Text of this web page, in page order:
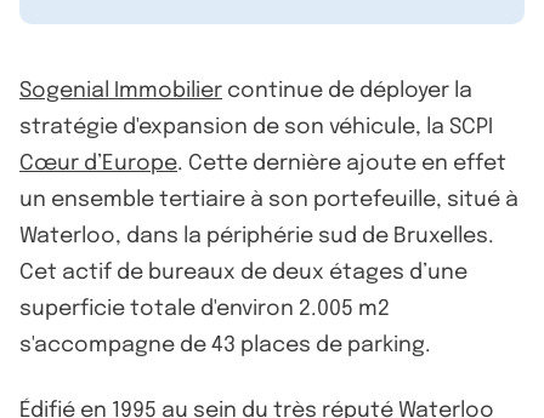
Sogenial Immobilier continue de déployer la
stratégie d'expansion de son véhicule, la SCPI
Cœur d’Europe. Cette dernière ajoute en effet
un ensemble tertiaire à son portefeuille, situé à
Waterloo, dans la périphérie sud de Bruxelles.
Cet actif de bureaux de deux étages d’une
superficie totale d'environ 2.005 m2
s'accompagne de 43 places de parking.
Édifié en 1995 au sein du très réputé Waterloo